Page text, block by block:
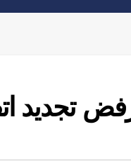
تجديد